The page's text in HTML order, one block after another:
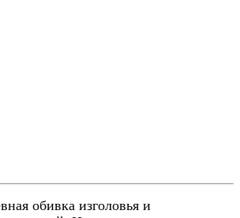
обивка изголовья и